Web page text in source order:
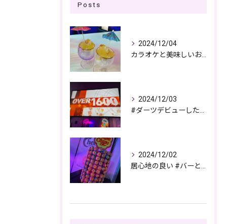
Posts
2024/12/04
2024/12/03
2024/12/02